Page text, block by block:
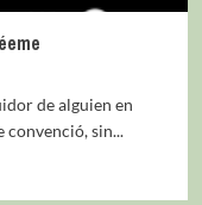
de alguien en
convenció, sin...